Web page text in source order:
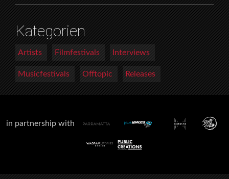
Kategorien
Artists Filmfestivals Interviews
Musicfestivals Offtopic Releases
in partnership with